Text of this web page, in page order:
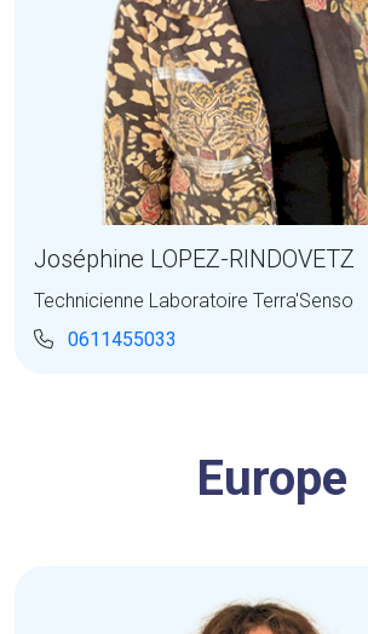
Joséphine LOPEZ-RINDOVETZ
Technicienne Laboratoire Terra'Senso
0611455033
Europe